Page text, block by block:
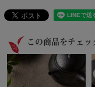
この商品をチェ